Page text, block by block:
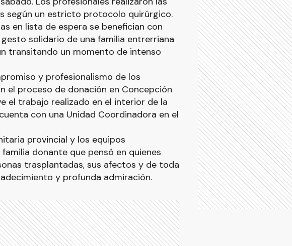
según un estricto protocolo quirúrgico.
en lista de espera se benefician con
solidario de una familia entrerriana
transitando un momento de intenso
y profesionalismo de los
el proceso de donación en Concepción
el trabajo realizado en el interior de la
con una Unidad Coordinadora en el
provincial y los equipos
donante que pensó en quienes
trasplantadas, sus afectos y de toda
y profunda admiración.